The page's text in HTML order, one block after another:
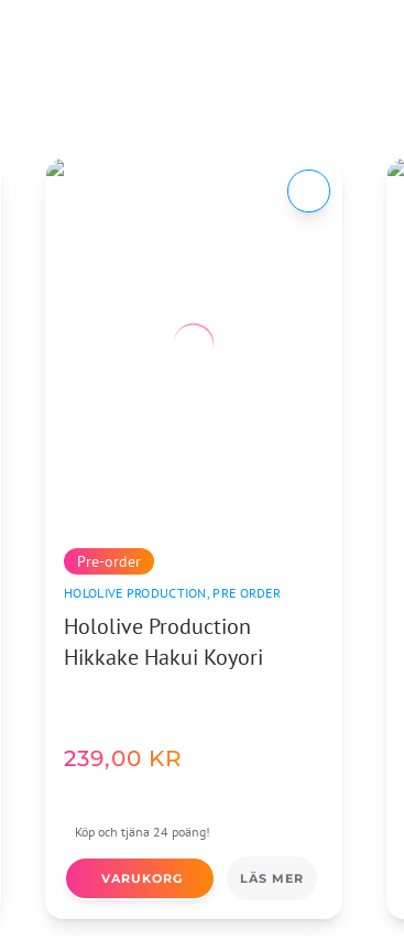
Pre-order
HOLOLIVE PRODUCTION, PRE ORDER
Hololive Production
Hikkake Hakui Koyori
239,00 KR
Köp och tjäna 24 poäng!
VARUKORG LÄS MER